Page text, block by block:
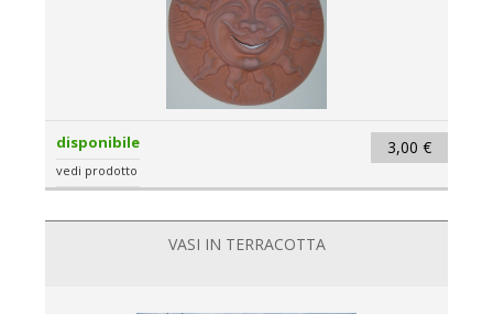
3,00 €
disponibile
vedi prodotto
VASI IN TERRACOTTA